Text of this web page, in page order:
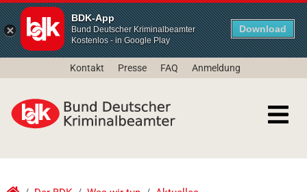
BDK-App
Bund Deutscher Kriminalbeamter
Kostenlos - in Google Play
Download
Kontakt Presse FAQ Anmeldung